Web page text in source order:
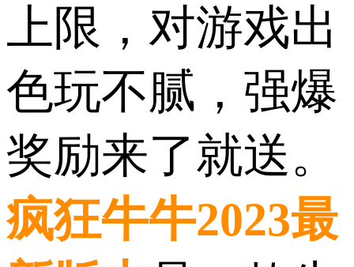
上限，对游戏出
色玩不腻，强爆
奖励来了就送。
疯狂牛牛2023最